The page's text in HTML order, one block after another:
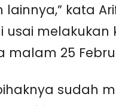
kata
usai melakukan
malam 25
sudah